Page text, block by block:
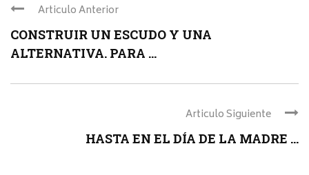
Articulo Anterior
CONSTRUIR UN ESCUDO Y UNA
ALTERNATIVA. PARA ...
Articulo Siguiente
HASTA EN EL DÍA DE LA MADRE ...